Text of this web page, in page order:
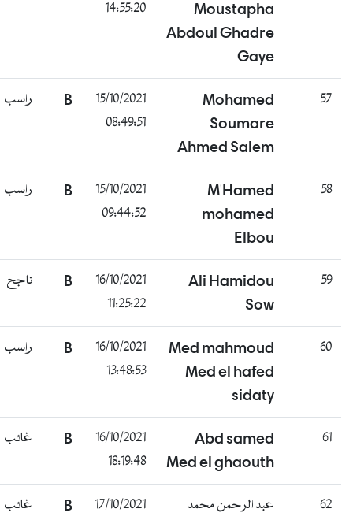
Moustapha
Abdoul Ghadre
Gaye
14:55:20
57
Mohamed
Soumare
Ahmed Salem
15/10/2021
08:49:51
B راسب
58
M'Hamed
mohamed
Elbou
15/10/2021
09:44:52
B راسب
59
Ali Hamidou
Sow
16/10/2021
11:25:22
B ناجح
60
Med mahmoud
Med el hafed
sidaty
16/10/2021
13:48:53
B راسب
61
Abd samed
Med el ghaouth
16/10/2021
18:19:48
B غائب
62
عبد الرحمن محمد
17/10/2021
B غائب